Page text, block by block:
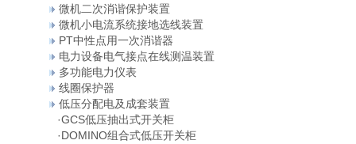
微机二次消谐保护装置
微机小电流系统接地选线装置
PT中性点用一次消谐器
电力设备电气接点在线测温装置
多功能电力仪表
线圈保护器
低压分配电及成套装置
·GCS低压抽出式开关柜
·DOMINO组合式低压开关柜